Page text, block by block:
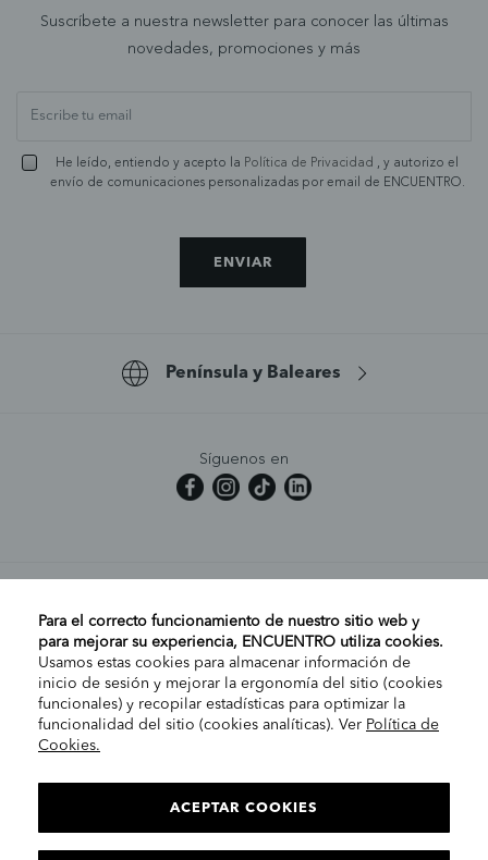
Contacto
Suscríbete a nuestra newsletter para conocer las últimas
novedades, promociones y más
He leído, entiendo y acepto la Política de Privacidad , y autorizo el
envío de comunicaciones personalizadas por email de ENCUENTRO.
ENVIAR
Península y Baleares
Síguenos en
MI CUENTA
AYUDA
EMPRESA
INFORMACIÓN LEGAL
Para el correcto funcionamiento de nuestro sitio web y
para mejorar su experiencia, ENCUENTRO utiliza cookies.
Usamos estas cookies para almacenar información de
inicio de sesión y mejorar la ergonomía del sitio (cookies
funcionales) y recopilar estadísticas para optimizar la
funcionalidad del sitio (cookies analíticas). Ver Política de
Cookies.
ACEPTAR COOKIES